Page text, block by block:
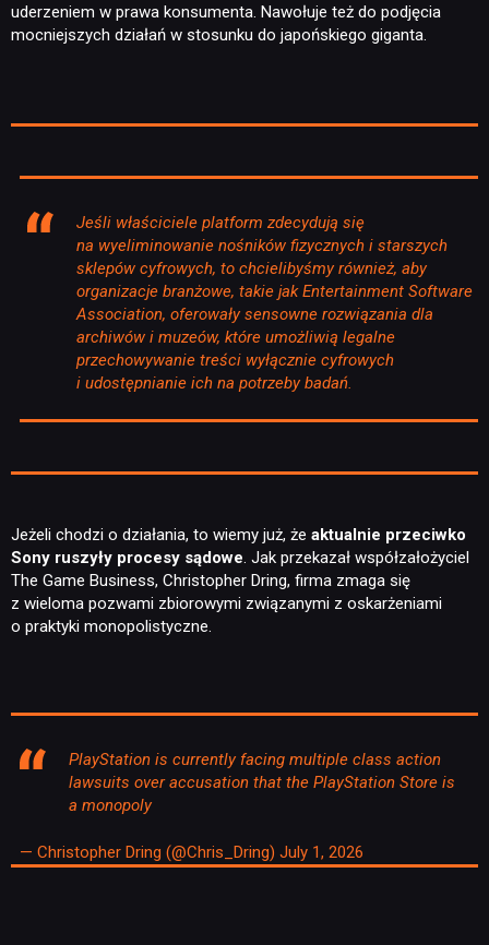
uderzeniem w prawa konsumenta. Nawołuje też do podjęcia
mocniejszych działań w stosunku do japońskiego giganta.
Jeśli właściciele platform zdecydują się
na wyeliminowanie nośników fizycznych i starszych
sklepów cyfrowych, to chcielibyśmy również, aby
organizacje branżowe, takie jak Entertainment Software
Association, oferowały sensowne rozwiązania dla
archiwów i muzeów, które umożliwią legalne
przechowywanie treści wyłącznie cyfrowych
i udostępnianie ich na potrzeby badań.
Jeżeli chodzi o działania, to wiemy już, że aktualnie przeciwko
Sony ruszyły procesy sądowe. Jak przekazał współzałożyciel
The Game Business, Christopher Dring, firma zmaga się
z wieloma pozwami zbiorowymi związanymi z oskarżeniami
o praktyki monopolistyczne.
PlayStation is currently facing multiple class action
lawsuits over accusation that the PlayStation Store is
a monopoly
— Christopher Dring (@Chris_Dring) July 1, 2026